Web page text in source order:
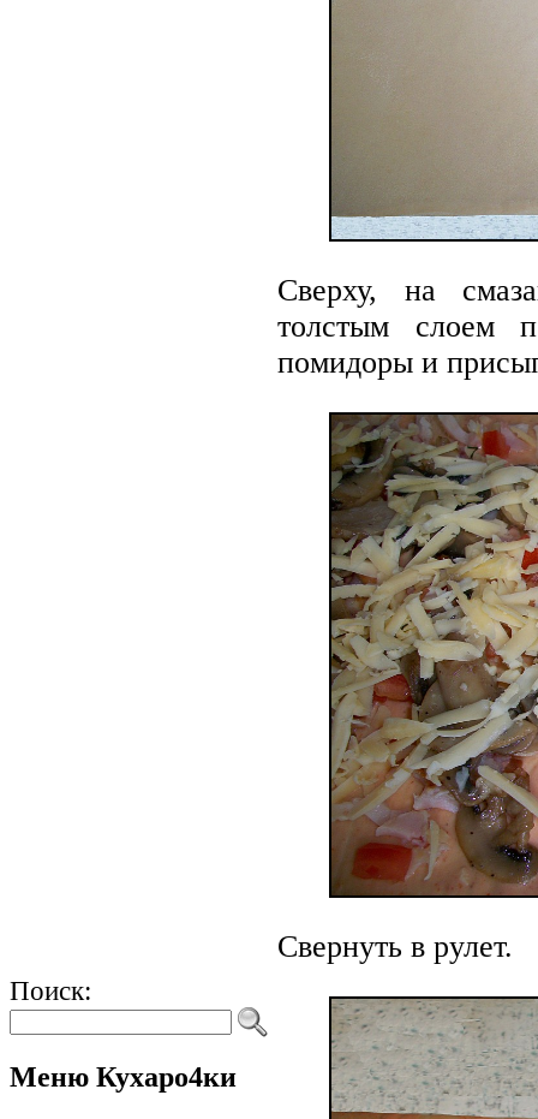
Поиск:
Меню Кухаро4ки
Сверху, на
толстым слоем
помидоры и
Свернуть в рулет.